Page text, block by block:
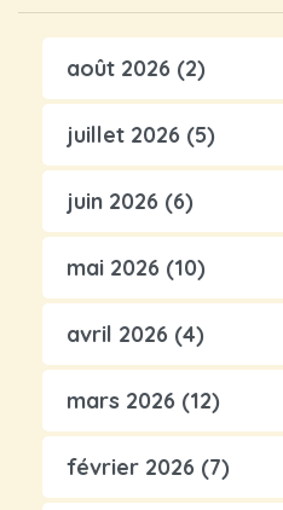
août 2026 (2)
juillet 2026 (5)
juin 2026 (6)
mai 2026 (10)
avril 2026 (4)
mars 2026 (12)
février 2026 (7)